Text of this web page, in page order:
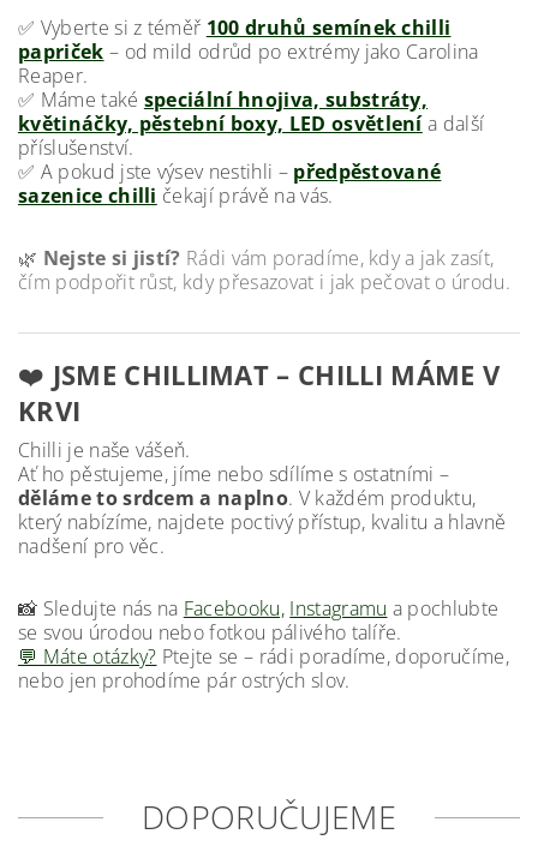
✅ Vyberte si z téměř 100 druhů semínek chilli
papriček – od mild odrůd po extrémy jako Carolina
Reaper.
✅ Máme také speciální hnojiva, substráty,
květináčky, pěstební boxy, LED osvětlenía další
příslušenství.
✅ A pokud jste výsev nestihli – předpěstované
sazenice chilli čekají právě na vás.
🌿 Nejste si jistí? Rádi vám poradíme, kdy a jak zasít,
čím podpořit růst, kdy přesazovat i jak pečovat o úrodu.
❤️ JSME CHILLIMAT – CHILLI MÁME V
KRVI
Chilli je naše vášeň.
Ať ho pěstujeme, jíme nebo sdílíme s ostatními –
děláme to srdcem a naplno. V každém produktu,
který nabízíme, najdete poctivý přístup, kvalitu a hlavně
nadšení pro věc.
📸 Sledujte nás na Facebooku, Instagramu a pochlubte
se svou úrodou nebo fotkou pálivého talíře.
💬 Máte otázky? Ptejte se – rádi poradíme, doporučíme,
nebo jen prohodíme pár ostrých slov.
DOPORUČUJEME